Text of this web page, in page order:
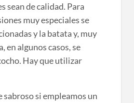
sean de calidad. Para
muy especiales se
y la batata y, muy
en algunos casos, se
Hay que utilizar
sabroso si empleamos un